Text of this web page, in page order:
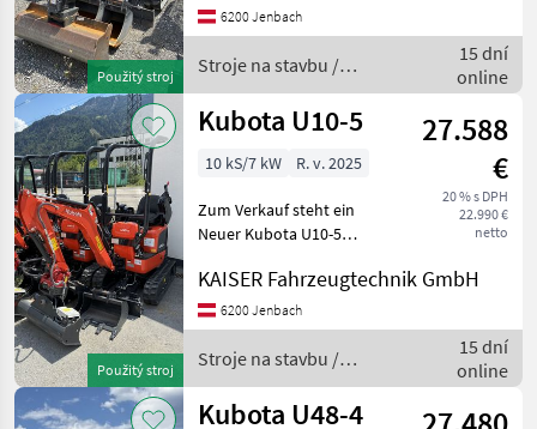
Použitý stroj
3.580, - Tieflöffel 400 mm
SW010 € 575, - Tieflöffel 6
6200 Jenbach
Stroje na stavbu /
Kubota
15 dní
online
Použitý stroj
Kubota U10-5
27.588
€
20 % s DPH
22.990 €
netto
10 kS/7 kW R. v. 2025
Zum Verkauf steht ein
Neuer Kubota U10-5
SW010 € 1.300, - Tieflöffel
300 mm € 500, - Tieflöffel
500 mm € 595, -
Schwenklöffel hydr. 800
KAISER Fahrzeugtechnik GmbH
6200 Jenbach
Stroje na stavbu /
Kubota
15 dní
online
Kubota U48-4